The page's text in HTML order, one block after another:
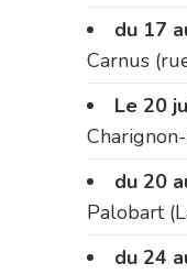
du 17
Carnus
Le 20
du 20
Palobart
du 24